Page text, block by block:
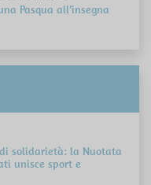
Pasqua all’insegna
solidarietà: la Nuotata
unisce sport e